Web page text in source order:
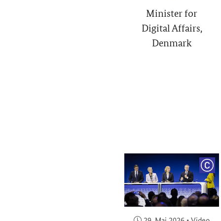
Minister for
Digital Affairs,
Denmark